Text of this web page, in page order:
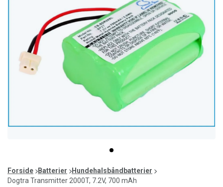
item
0
of
1
Forside Batterier
Hundehalsbåndbatterier
Dogtra Transmitter 2000T, 7.2V, 700 mAh